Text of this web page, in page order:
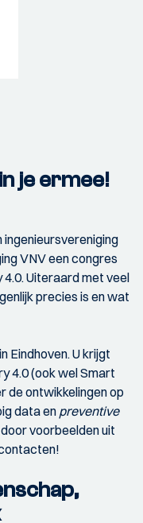
je ermee!
VNV een congres
Uiteraard met veel
precies is en wat
Eindhoven. U krijgt
4.0 (ook wel Smart
de ontwikkelingen op
data en preventive
voorbeelden uit